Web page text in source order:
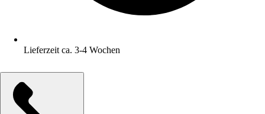
Lieferzeit ca. 3-4 Wochen